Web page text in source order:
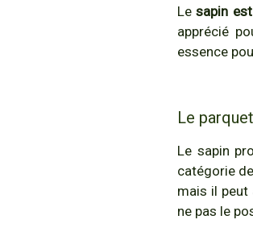
Lesapin
apprécié
essence
Le
Le sapin
catégorie
mais il peut
ne pas le